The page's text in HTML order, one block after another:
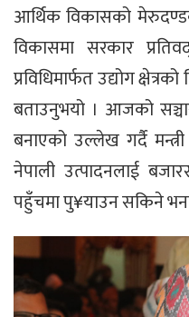
आर्थिक विकासको
विकासमा सरकार
प्रविधिमार्फत उद्योग
बताउनुभयो । आजको
बनाएको उल्लेख गर्दै
नेपाली उत्पादनलाई
पहुँचमा पु¥याउन सकिने